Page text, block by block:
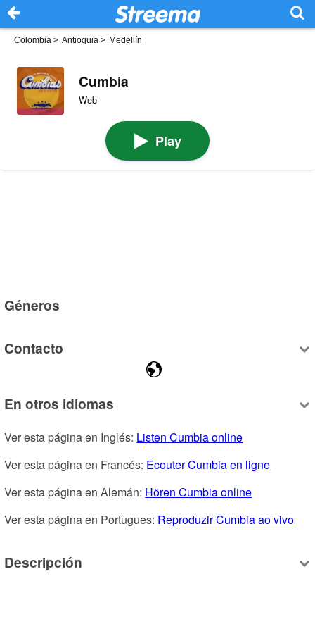
Colombia > Antioquia > Medellín
Cumbia
Web
Play
Géneros
Contacto
En otros idiomas
Ver esta página en Inglés: Listen Cumbia online
Ver esta página en Francés: Ecouter Cumbia en ligne
Ver esta página en Alemán: Hören Cumbia online
Ver esta página en Portugues: Reproduzir Cumbia ao vivo
Descripción